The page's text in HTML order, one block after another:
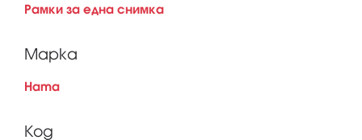
Рамки за една снимка
Марка
Hama
Код